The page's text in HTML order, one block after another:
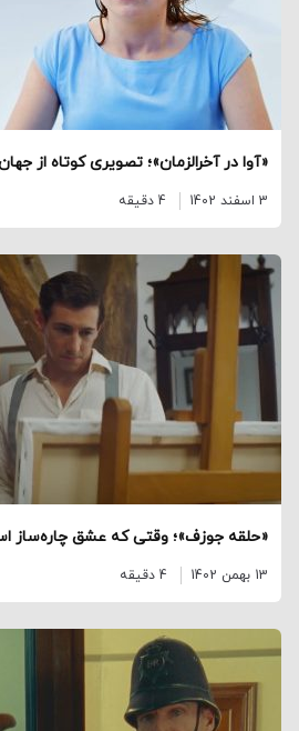
«آوا در آخرالزمان»؛ تصویری کوتاه از
3 اسفند 1402 4 دقیقه
«حلقه جوزف»؛ وقتی که عشق چاره‌ساز
13 بهمن 1402 4 دقیقه